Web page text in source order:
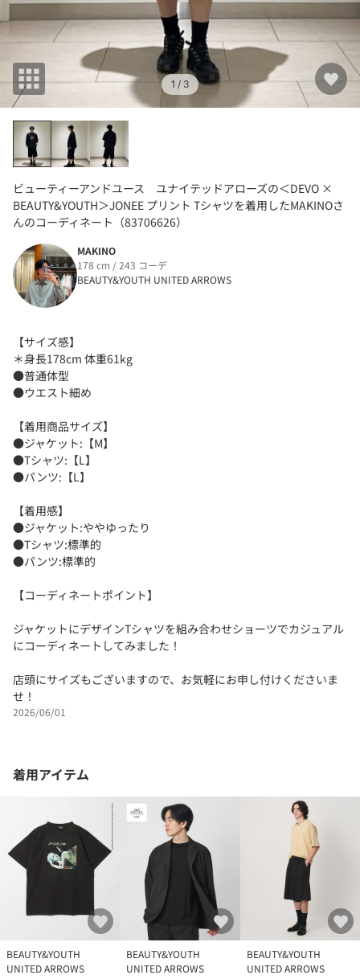
1 / 3
ビューティーアンドユース ユナイテッドアローズの＜DEVO ×
BEAUTY&YOUTH＞JONEE プリント Tシャツを着用したMAKINOさ
んのコーディネート（83706626）
MAKINO
178 cm / 243 コーデ
BEAUTY&YOUTH UNITED ARROWS
【サイズ感】
＊身長178cm 体重61kg
●普通体型
●ウエスト細め
【着用商品サイズ】
●ジャケット:【M】
●Tシャツ:【L】
●パンツ:【L】
【着用感】
●ジャケット:ややゆったり
●Tシャツ:標準的
●パンツ:標準的
【コーディネートポイント】
ジャケットにデザインTシャツを組み合わせショーツでカジュアル
にコーディネートしてみました！
店頭にサイズもございますので、お気軽にお申し付けくださいま
せ！
2026/06/01
着用アイテム
BEAUTY&YOUTH
UNITED ARROWS
BEAUTY&YOUTH
UNITED ARROWS
BEAUTY&YOUTH
UNITED ARROWS